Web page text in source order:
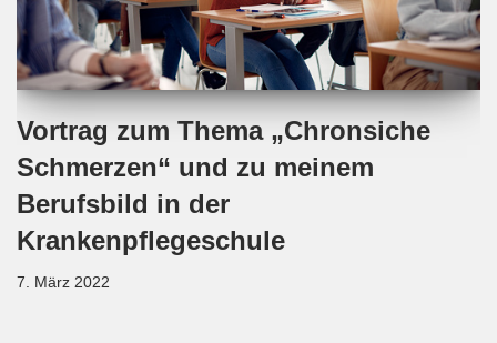
Vortrag zum Thema „Chronsiche
Schmerzen“ und zu meinem
Berufsbild in der
Krankenpflegeschule
7. März 2022